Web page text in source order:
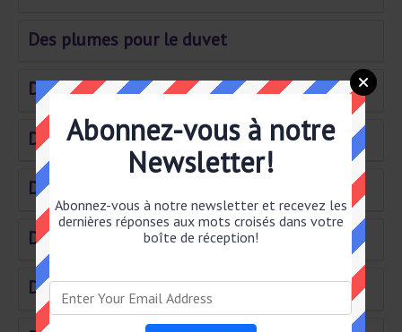
Des plumes pour le duvet
Donne de la couleur à la fièvre
D'un pays voisin
DÉSIN– FECTÉS
DUELLISTE À L'ARME BLANCHE
Désert en Egypte
Abonnez-vous à notre
Newsletter!
Abonnez-vous à notre newsletter et recevez les
dernières réponses aux mots croisés dans votre
boîte de réception!